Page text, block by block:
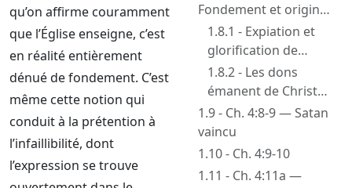
qu’on affirme couramment
que l’Église enseigne, c’est
en réalité entièrement
dénué de fondement. C’est
même cette notion qui
conduit à la prétention à
l’infaillibilité, dont
l’expression se trouve
Fondement et origine
du ministère
1.8.1 - Expiation et
glorification de
christ
1.8.2 - Les dons
émanent de Christ,
Tête du corps
1.9 - Ch. 4:8-9 — Satan
vaincu
1.10 - Ch. 4:9-10
1.11 - Ch. 4:11a —